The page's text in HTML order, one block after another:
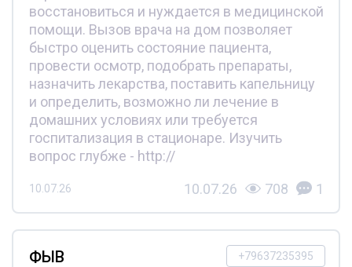
восстановиться и нуждается в медицинской
помощи. Вызов врача на дом позволяет
быстро оценить состояние пациента,
провести осмотр, подобрать препараты,
назначить лекарства, поставить капельницу
и определить, возможно ли лечение в
домашних условиях или требуется
госпитализация в стационаре. Изучить
вопрос глубже - http://
10.07.26 10.07.26 708 1
+79637235395
ФЫВ